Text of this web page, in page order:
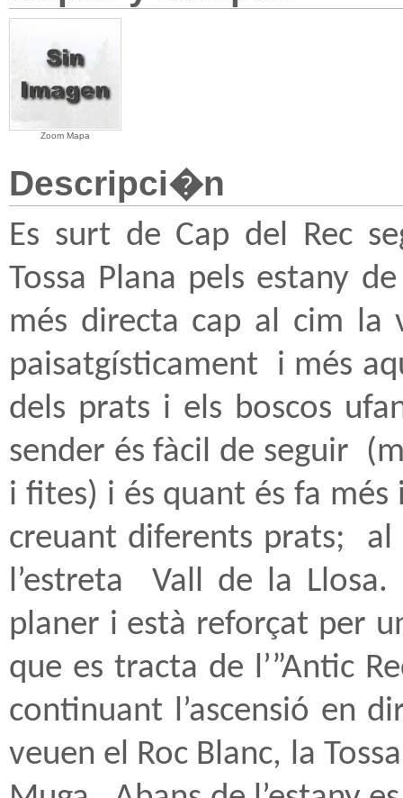
Zoom Mapa
Descripci�n
Es surt de Cap del Rec
Tossa Plana pels estany
més directa cap al cim la
paisatgísticament i més
dels prats i els boscos
sender és fàcil de seguir
i fites) i és quant és fa més
creuant diferents prats;
al
l’estreta
Vall de la Llosa.
planer i està reforçat per
que es tracta de l’”Antic
continuant l’ascensió en
veuen el Roc Blanc, la